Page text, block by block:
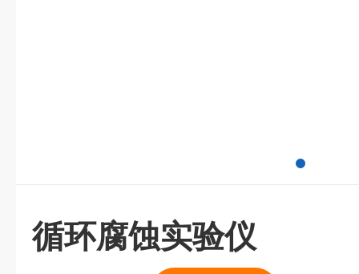
循环腐蚀实验仪